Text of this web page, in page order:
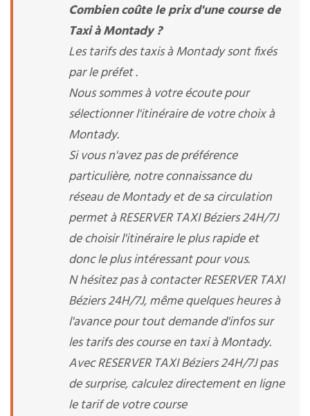
Combien coûte le prix d'une course de
Taxi à Montady ?
Les tarifs des taxis à Montady sont fixés
par le préfet .
Nous sommes à votre écoute pour
sélectionner l'itinéraire de votre choix à
Montady.
Si vous n'avez pas de préférence
particulière, notre connaissance du
réseau de Montady et de sa circulation
permet à RESERVER TAXI Béziers 24H/7J
de choisir l'itinéraire le plus rapide et
donc le plus intéressant pour vous.
N hésitez pas à contacter RESERVER TAXI
Béziers 24H/7J, même quelques heures à
l'avance pour tout demande d'infos sur
les tarifs des course en taxi à Montady.
Avec RESERVER TAXI Béziers 24H/7J pas
de surprise, calculez directement en ligne
le tarif de votre course